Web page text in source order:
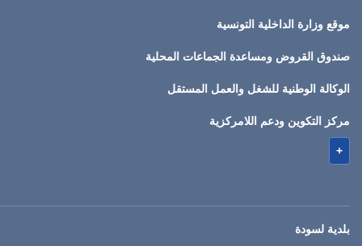
موقع وزارة الداخلية التونسية
صندوق القروض ومساعدة الجماعات المحلية
الوكالة الوطنية للشغل والعمل المستقل
مركز التكوين ودعم اللامركزية
+
بلدية لسودة